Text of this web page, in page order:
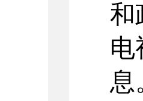
和
电
息